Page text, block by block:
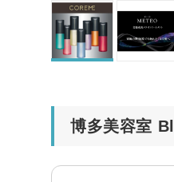
博多美容室